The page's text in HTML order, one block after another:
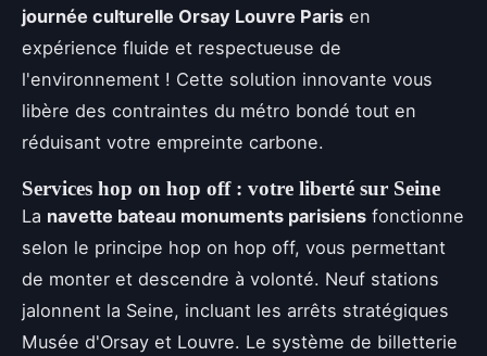
journée culturelle Orsay Louvre Paris en
expérience fluide et respectueuse de
l'environnement ! Cette solution innovante vous
libère des contraintes du métro bondé tout en
réduisant votre empreinte carbone.
Services hop on hop off : votre liberté sur Seine
La navette bateau monuments parisiens fonctionne
selon le principe hop on hop off, vous permettant
de monter et descendre à volonté. Neuf stations
jalonnent la Seine, incluant les arrêts stratégiques
Musée d'Orsay et Louvre. Le système de billetterie